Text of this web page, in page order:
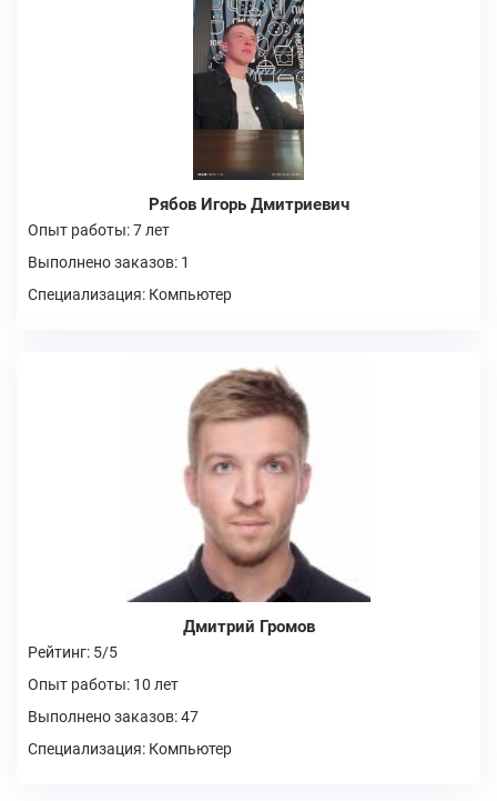
Рябов Игорь Дмитриевич
Опыт работы: 7 лет
Выполнено заказов: 1
Специализация: Компьютер
Дмитрий Громов
Рейтинг: 5/5
Опыт работы: 10 лет
Выполнено заказов: 47
Специализация: Компьютер